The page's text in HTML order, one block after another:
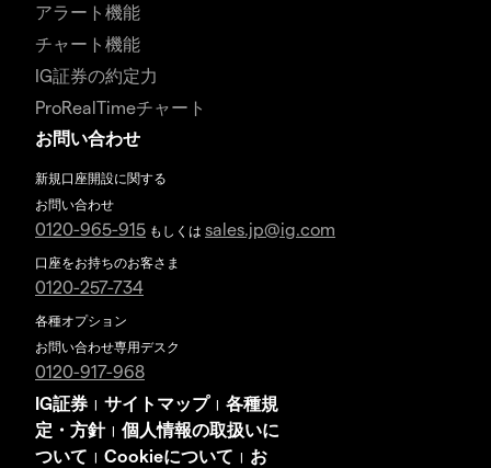
アラート機能
チャート機能
IG証券の約定力
ProRealTimeチャート
お問い合わせ
新規口座開設に関する
お問い合わせ
0120-965-915 もしくは sales.jp@ig.com
口座をお持ちのお客さま
0120-257-734
各種オプション
お問い合わせ専用デスク
0120-917-968
IG証券 | サイトマップ | 各種規
定・方針| 個人情報の取扱いに
ついて | Cookieについて | お